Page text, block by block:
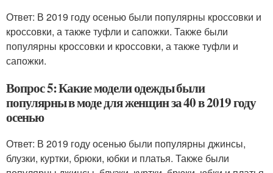
Ответ: В 2019 году осенью были популярны кроссовки и
кроссовки, а также туфли и сапожки. Также были
популярны кроссовки и кроссовки, а также туфли и
сапожки.
Вопрос 5: Какие модели одежды были
популярны в моде для женщин за 40 в 2019 году
осенью
Ответ: В 2019 году осенью были популярны джинсы,
блузки, куртки, брюки, юбки и платья. Также были